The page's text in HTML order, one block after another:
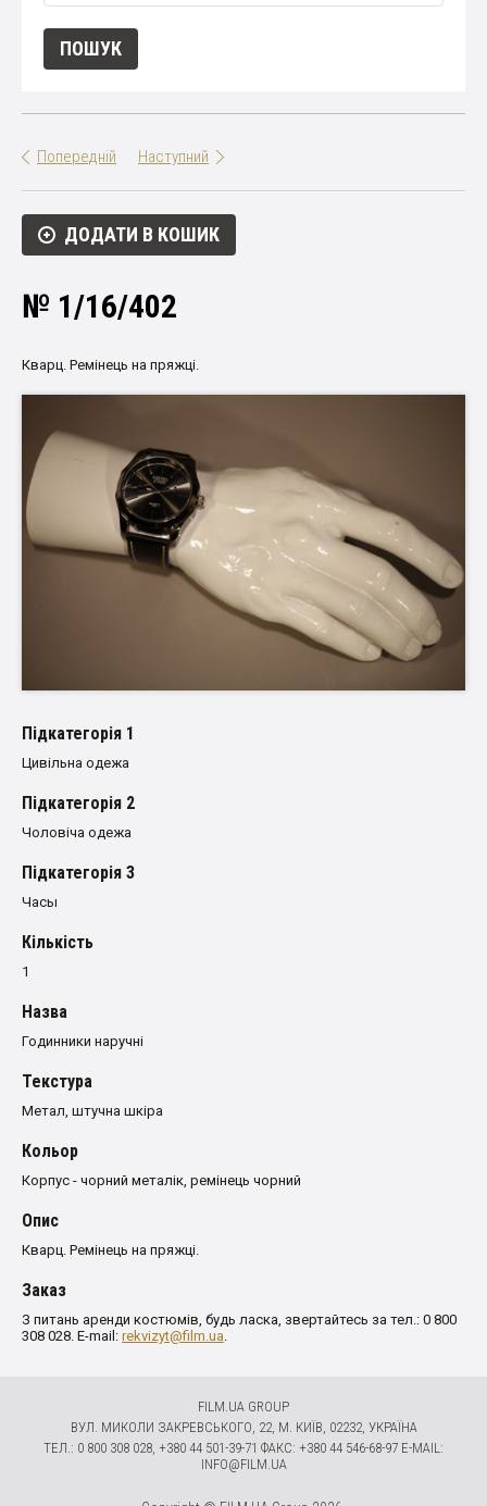
Попередній Наступний
ДОДАТИ В КОШИК
№ 1/16/402
Кварц. Ремінець на пряжці.
Пiдкатегорiя 1
Цивільна одежа
Пiдкатегорiя 2
Чоловіча одежа
Пiдкатегорiя 3
Часы
Кількість
1
Назва
Годинники наручні
Текстура
Метал, штучна шкіра
Кольор
Корпус - чорний металік, ремінець чорний
Опис
Кварц. Ремінець на пряжці.
Заказ
З питань аренди костюмів, будь ласка, звертайтесь за тел.: 0 800
308 028. E-mail: rekvizyt@film.ua
FILM.UA GROUP
ВУЛ. МИКОЛИ ЗАКРЕВСЬКОГО, 22, М. КИЇВ, 02232, УКРАЇНА
ТЕЛ.: 0 800 308 028, +380 44 501-39-71 ФАКС: +380 44 546-68-97 E-MAIL:
INFO@FILM.UA